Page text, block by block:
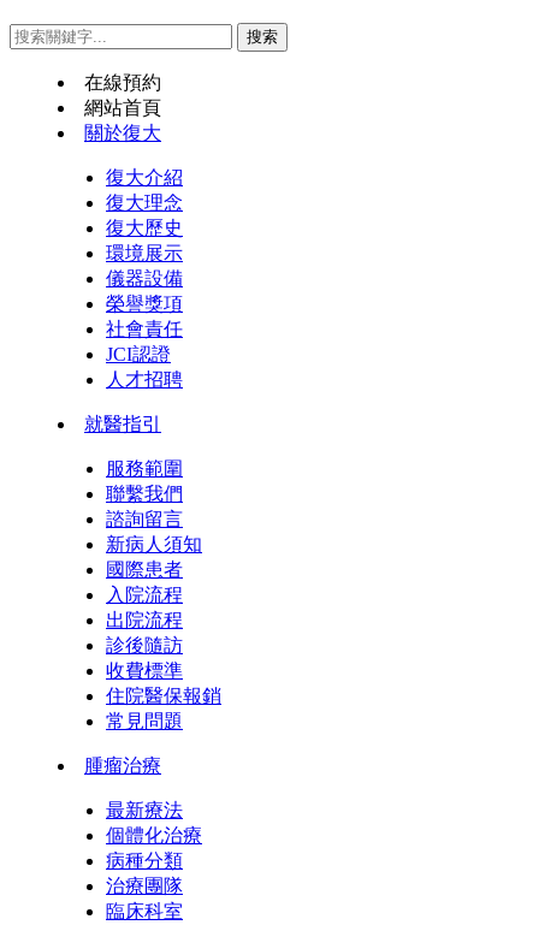
在線預約
網站首頁
關於復大
復大介紹
復大理念
復大歷史
環境展示
儀器設備
榮譽獎項
社會責任
JCI認證
人才招聘
就醫指引
服務範圍
聯繫我們
諮詢留言
新病人須知
國際患者
入院流程
出院流程
診後隨訪
收費標準
住院醫保報銷
常見問題
腫瘤治療
最新療法
個體化治療
病種分類
治療團隊
臨床科室